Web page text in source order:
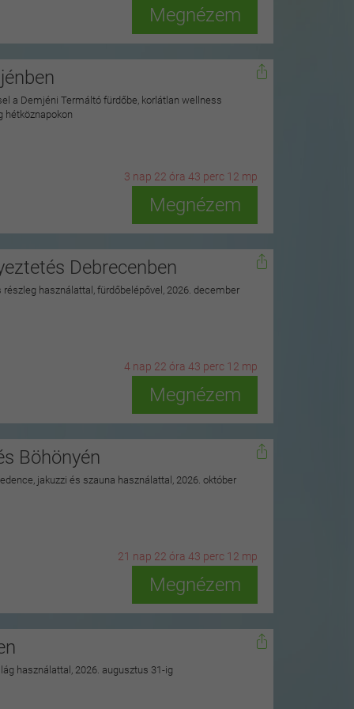
Megnézem
a Demjéni Termáltó fürdőbe, korlátlan wellness
hétköznapokon
3 nap 22 óra 43 perc 10 mp
Megnézem
Debrecenben
használattal, fürdőbelépővel, 2026. december
4 nap 22 óra 43 perc 10 mp
Megnézem
Böhönyén
jakuzzi és szauna használattal, 2026. október
21 nap 22 óra 43 perc 10 mp
Megnézem
használattal, 2026. augusztus 31-ig